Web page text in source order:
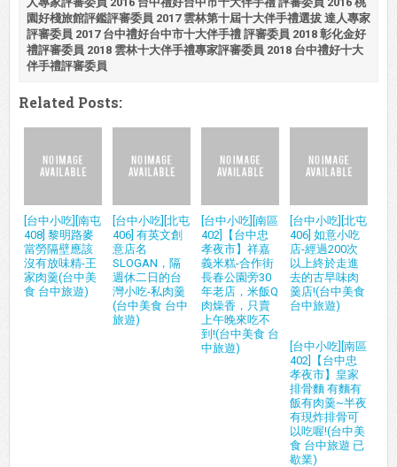
園好棧旅館評鑑評審委員 2017 雲林第十屆十大伴手禮選拔 達人專家
評審委員 2017 台中禮好台中市十大伴手禮 評審委員 2018 彰化金好
禮評審委員 2018 雲林十大伴手禮專家評審委員 2018 台中禮好十大
伴手禮評審委員
Related Posts:
[台中小吃][南屯
408] 黎明路麥
當勞隔壁應該
沒有放味精-王
家肉羹(台中美
食 台中旅遊)
[台中小吃][北屯
406] 有英文創
意店名
SLOGAN，隔
週休二日的台
灣小吃-私肉羹
(台中美食 台中
旅遊)
[台中小吃][南區
402]【台中忠
孝夜市】祥嘉
義米糕-合作街
長春公園旁30
年老店，米飯Q
肉燥香，只賣
上午晚來吃不
到!(台中美食 台
中旅遊)
[台中小吃][北屯
406] 如意小吃
店-經過200次
以上終於走進
去的古早味肉
羹店!(台中美食
台中旅遊)
[台中小吃][南區
402]【台中忠
孝夜市】皇家
排骨麵 有麵有
飯有肉羹~半夜
有現炸排骨可
以吃喔!(台中美
食 台中旅遊 已
歇業)